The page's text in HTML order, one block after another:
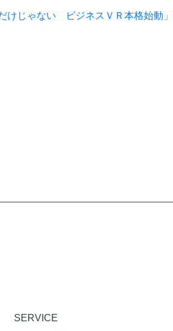
けじゃない ビジネスＶＲ本格始動」
SERVICE